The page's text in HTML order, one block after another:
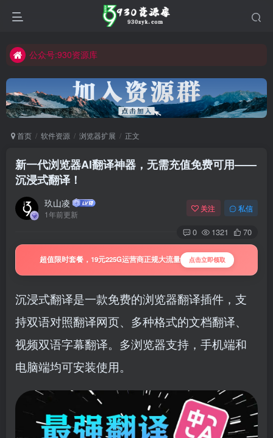
公众号:930资源库
首页 软件资源 浏览器扩展 正文
新一代浏览器AI翻译神器，无需充值免费可用——
沉浸式翻译！
玖山凌
1年前更新
关注 私信
0 1321 70
超值限时套餐，19元225G运营商正规大流量 点击立即领取
沉浸式翻译是一款免费的浏览器翻译插件，支
持双语对照翻译网页、多种格式的文档翻译、
视频双语字幕翻译。多浏览器支持，手机端和
电脑端均可安装使用。